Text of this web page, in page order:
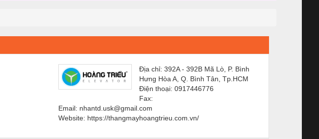
Địa chỉ: 392A - 392B Mã Lò, P. Bình
Hưng Hòa A, Q. Bình Tân, Tp.HCM
Điện thoại: 0917446776
Fax:
Email: nhantd.usk@gmail.com
Website: https://thangmayhoangtrieu.com.vn/